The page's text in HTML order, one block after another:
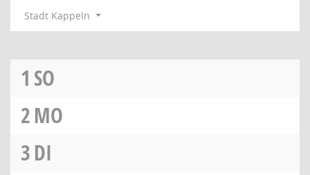
Stadt Kappeln
1 SO
2MO
3DI